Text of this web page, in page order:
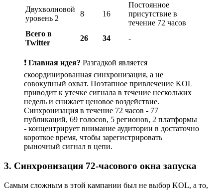
Двухволновой
уровень 2
8 16
Постоянное
присутствие в
течение 72 часов
Всего в
Twitter
26 34 -
❗ Главная идея? Разгадкой является
скоординированная синхронизация, а не
совокупный охват. Поэтапное привлечение KOL
приводит к утечке сигнала в течение нескольких
недель и снижает ценовое воздействие.
Синхронизация в течение 72 часов - 77
публикаций, 69 голосов, 5 регионов, 2 платформы
- концентрирует внимание аудитории в достаточно
короткое время, чтобы зарегистрировать
рыночный сигнал в цепи.
3. Синхронизация 72-часового окна запуска
Самым сложным в этой кампании был не выбор KOL, а то,